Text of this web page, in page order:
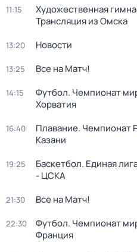
11:15
Художественная
Трансляция из Омска
13:20 Новости
13:25 Все на Матч!
14:15
Футбол. Чемпионат
Хорватия
16:40
Плавание. Чемпионат
Казани
19:25
Баскетбол. Единая
- ЦСКА
21:30 Все на Матч!
22:30
Футбол. Чемпионат
Франция